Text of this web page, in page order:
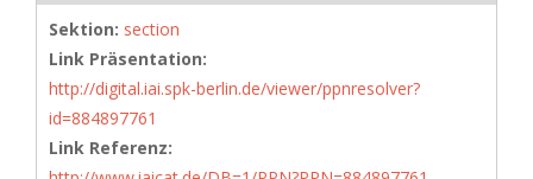
Sektion: section
Link Präsentation:
http://digital.iai.spk-berlin.de/viewer/ppnresolver?
id=884897761
Link Referenz: